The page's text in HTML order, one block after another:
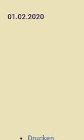
01.02.2020
Drucken